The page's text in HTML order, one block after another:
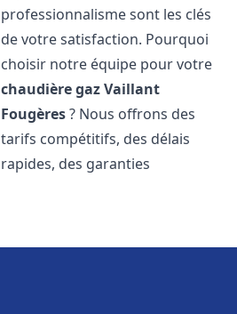
professionnalisme sont les clés
de votre satisfaction. Pourquoi
choisir notre équipe pour votre
chaudière gaz Vaillant
Fougères? Nous offrons des
tarifs compétitifs, des délais
rapides, des garanties